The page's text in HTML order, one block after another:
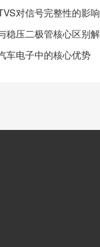
+】
对信号完整性的影响
稳压二极管核心区别
车电子中的核心优势